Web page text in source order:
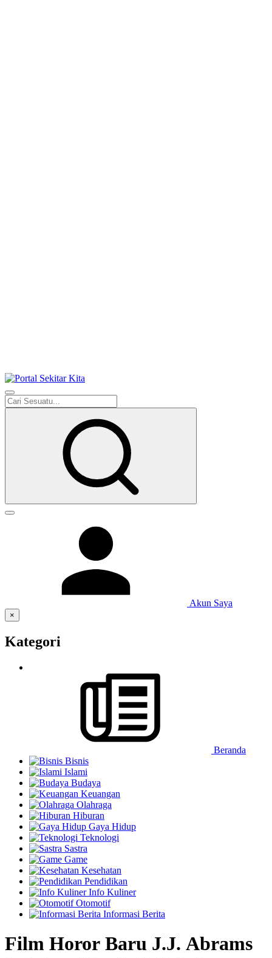
Akun Saya
×
Kategori
Beranda
Bisnis
Islami
Budaya
Keuangan
Olahraga
Hiburan
Gaya Hidup
Teknologi
Sastra
Game
Kesehatan
Pendidikan
Info Kuliner
Otomotif
Informasi Berita
Film Horor Baru J.J. Abrams